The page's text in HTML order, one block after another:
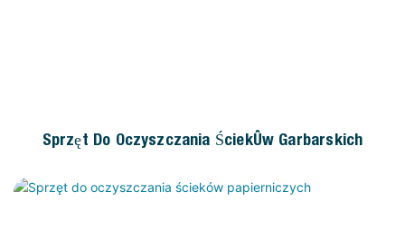
Sprzęt Do Oczyszczania Ścieków Garbarskich